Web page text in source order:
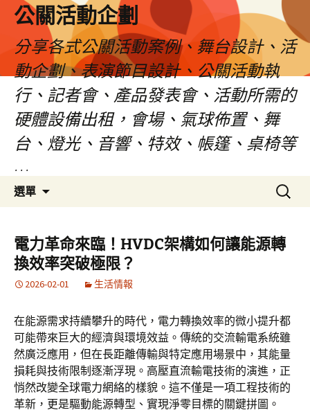
公關活動企劃
分享各式公關活動案例、舞台設計、活
動企劃、表演節目設計、公關活動執
行、記者會、產品發表會、活動所需的
硬體設備出租，會場、氣球佈置、舞
台、燈光、音響、特效、帳篷、桌椅等
…
選單
要
內
容
搜
尋
鍵
字:
電力革命來臨！HVDC架構如何讓能源轉
換效率突破極限？
2026-02-01 生活情報
在能源需求持續攀升的時代，電力轉換效率的微小提升都
可能帶來巨大的經濟與環境效益。傳統的交流輸電系統雖
然廣泛應用，但在長距離傳輸與特定應用場景中，其能量
損耗與技術限制逐漸浮現。高壓直流輸電技術的演進，正
悄然改變全球電力網絡的樣貌。這不僅是一項工程技術的
革新，更是驅動能源轉型、實現淨零目標的關鍵拼圖。